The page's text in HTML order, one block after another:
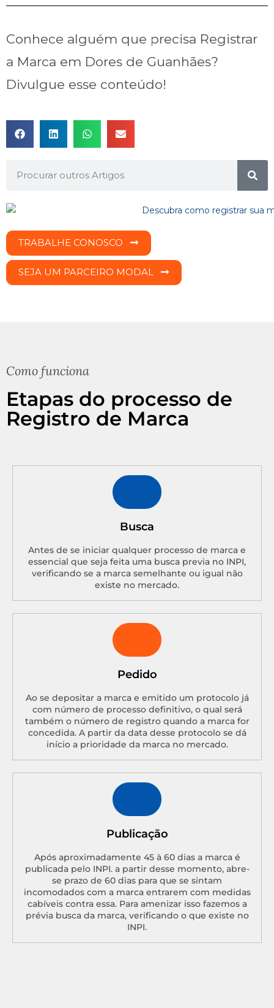
Conhece alguém que precisa Registrar
a Marca em Dores de Guanhães?
Divulgue esse conteúdo!
TRABALHE CONOSCO
SEJA UM PARCEIRO MODAL
Como funciona
Etapas do processo de
Registro de Marca
Busca
Antes de se iniciar qualquer processo de marca e
essencial que seja feita uma busca previa no INPI,
verificando se a marca semelhante ou igual não
existe no mercado.
Pedido
Ao se depositar a marca e emitido um protocolo já
com número de processo definitivo, o qual será
também o número de registro quando a marca for
concedida. A partir da data desse protocolo se dá
início a prioridade da marca no mercado.
Publicação
Após aproximadamente 45 à 60 dias a marca é
publicada pelo INPI. a partir desse momento, abre-
se prazo de 60 dias para que se sintam
incomodados com a marca entrarem com medidas
cabíveis contra essa. Para amenizar isso fazemos a
prévia busca da marca, verificando o que existe no
INPI.